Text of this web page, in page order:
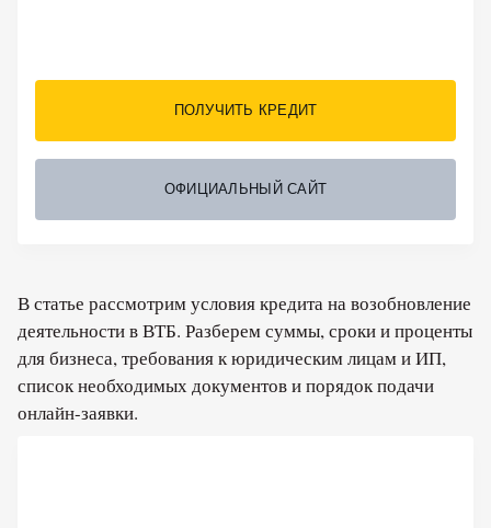
ПОЛУЧИТЬ КРЕДИТ
ОФИЦИАЛЬНЫЙ САЙТ
В статье рассмотрим условия кредита на возобновление
деятельности в ВТБ. Разберем суммы, сроки и проценты
для бизнеса, требования к юридическим лицам и ИП,
список необходимых документов и порядок подачи
онлайн-заявки.